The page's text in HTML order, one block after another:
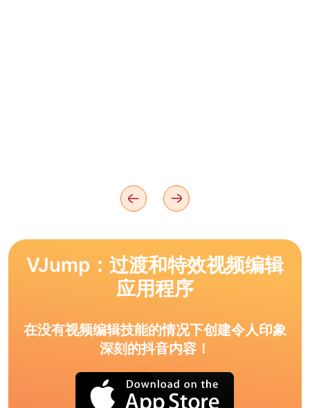
VJump：过渡和特效视频编辑
应用程序
在没有视频编辑技能的情况下创建令人印象
深刻的抖音内容！